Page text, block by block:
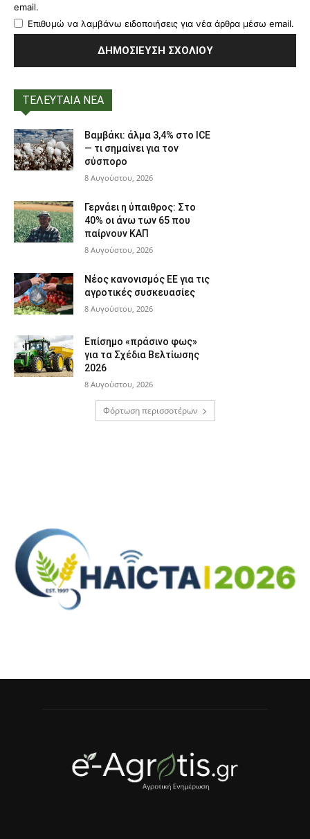
email.
Επιθυμώ να λαμβάνω ειδοποιήσεις για νέα άρθρα μέσω email.
ΤΕΛΕΥΤΑΙΑ ΝΕΑ
Βαμβάκι: άλμα 3,4% στο ICE
— τι σημαίνει για τον
σύσπορο
8 Αυγούστου, 2026
Γερνάει η ύπαιθρος: Στο
40% οι άνω των 65 που
παίρνουν ΚΑΠ
8 Αυγούστου, 2026
Νέος κανονισμός ΕΕ για τις
αγροτικές συσκευασίες
8 Αυγούστου, 2026
Επίσημο «πράσινο φως»
για τα Σχέδια Βελτίωσης
2026
8 Αυγούστου, 2026
Φόρτωση περισσοτέρων